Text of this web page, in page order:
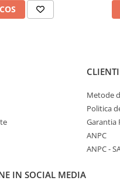
piese mici (abțibilduri)
CLIENTI
Metode
Politica
Garantia
ANPC
ANPC -
IN SOCIAL MEDIA